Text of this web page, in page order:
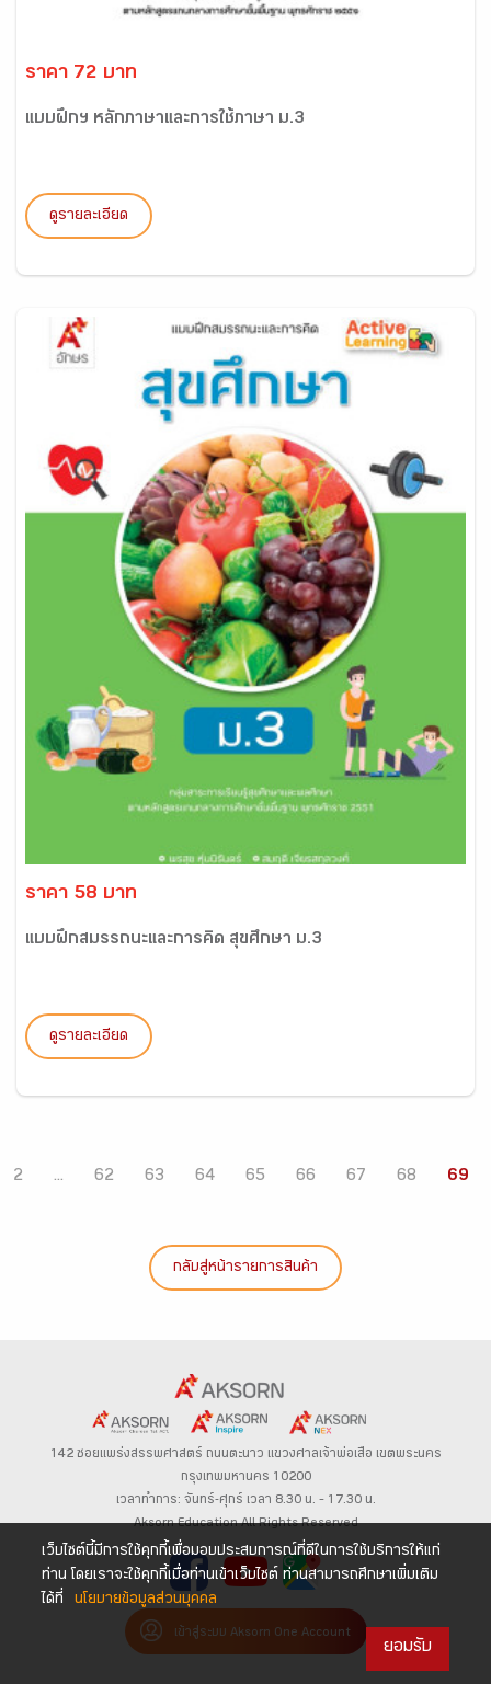
ราคา 72 บาท
แบบฝึกฯ หลักภาษาและการใช้ภาษา ม.3
ดูรายละเอียด
ราคา 58 บาท
แบบฝึกสมรรถนะและการคิด สุขศึกษา ม.3
ดูรายละเอียด
2 ... 62 63 64 65 66 67 68 69
กลับสู่หน้ารายการสินค้า
142 ซอยแพร่งสรรพศาสตร์ ถนนตะนาว แขวงศาลเจ้าพ่อเสือ เขตพระนคร
กรุงเทพมหานคร 10200
เวลาทำการ: จันทร์-ศุกร์ เวลา 8.30 น. – 17.30 น.
Aksorn Education All Rights Reserved
เข้าสู่ระบบ Aksorn One Account
เว็บไซต์นี้มีการใช้คุกกี้เพื่อมอบประสบการณ์ที่ดีในการใช้บริการให้แก่
ท่าน โดยเราจะใช้คุกกี้เมื่อท่านเข้าเว็บไซต์ ท่านสามารถศึกษาเพิ่มเติม
ได้ที่
นโยบายข้อมูลส่วนบุคคล
ยอมรับ